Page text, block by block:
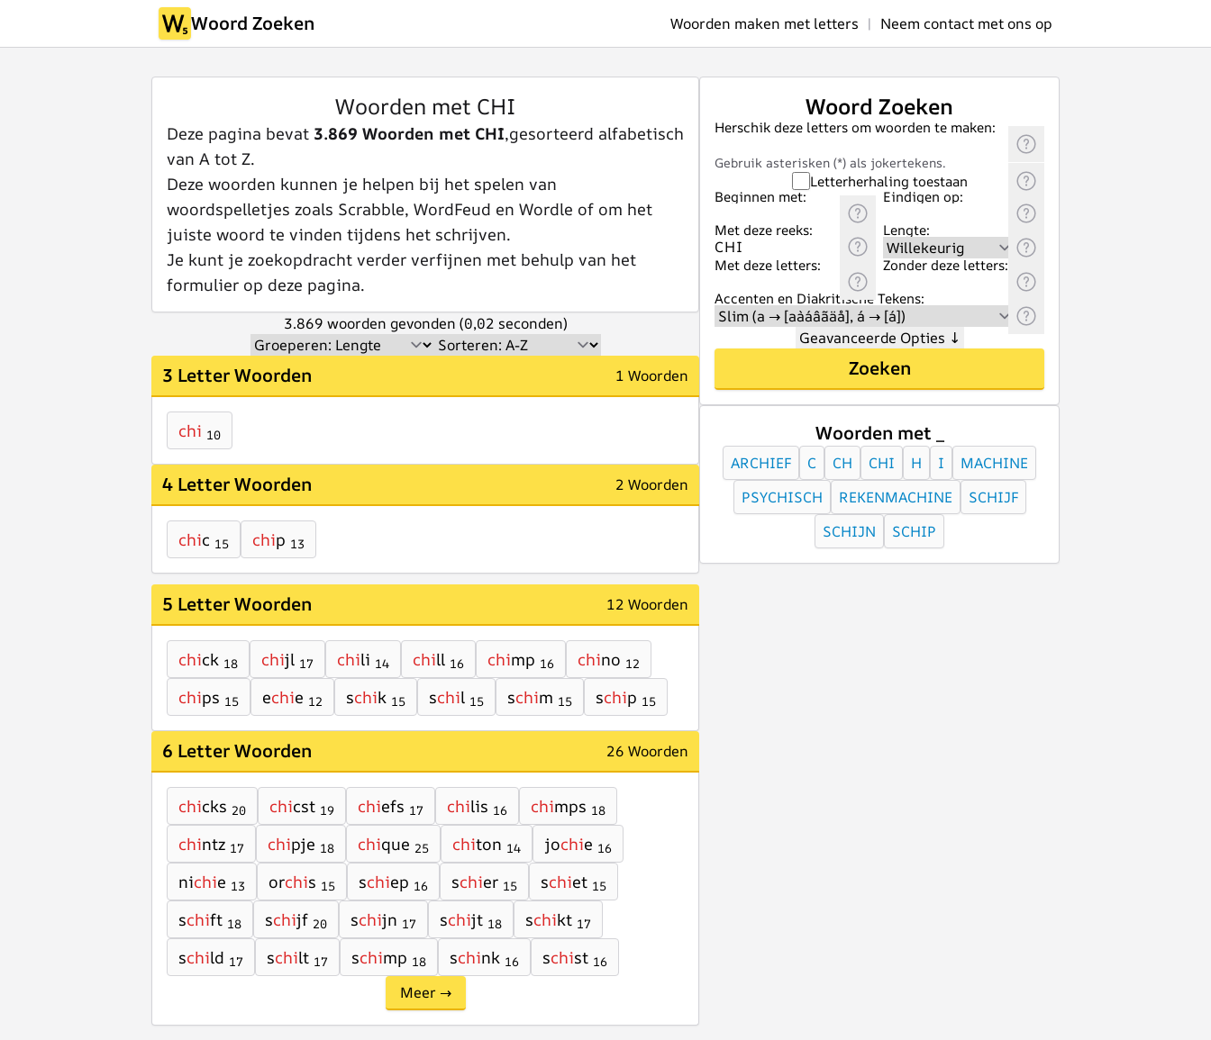
Woord Zoeken Woorden maken met letters | Neem contact met ons op
Woorden met CHI
Deze pagina bevat 3.869 Woorden met CHI,gesorteerd alfabetisch
van A tot Z.
Deze woorden kunnen je helpen bij het spelen van
woordspelletjes zoals Scrabble, WordFeud en Wordle of om het
juiste woord te vinden tijdens het schrijven.
Je kunt je zoekopdracht verder verfijnen met behulp van het
formulier op deze pagina.
3.869 woorden gevonden (0,02 seconden)
3 Letter Woorden 1 Woorden
chi 10
4 Letter Woorden 2 Woorden
chic 15 chip 13
5 Letter Woorden 12 Woorden
chick 18 chijl 17 chili 14 chill 16 chimp 16 chino 12
chips 15 echie 12 schik 15 schil 15 schim 15 schip 15
6 Letter Woorden 26 Woorden
chicks 20 chicst 19 chiefs 17 chilis 16 chimps 18
chintz 17 chipje 18 chique 25 chiton 14 jochie 16
nichie 13 orchis 15 schiep 16 schier 15 schiet 15
schift 18 schijf 20 schijn 17 schijt 18 schikt 17
schild 17 schilt 17 schimp 18 schink 16 schist 16
Meer →
Woord Zoeken
Herschik deze letters om woorden te maken:
Gebruik asterisken (*) als jokertekens.
Letterherhaling toestaan
Beginnen met:
Eindigen op:
Met deze reeks:
Lengte:
Met deze letters:
Zonder deze letters:
Accenten en Diakritische Tekens:
Geavanceerde Opties ↓
Zoeken
Woorden met _
ARCHIEF C CH CHI H I
MACHINE
PSYCHISCH
REKENMACHINE
SCHIJF
SCHIJN
SCHIP